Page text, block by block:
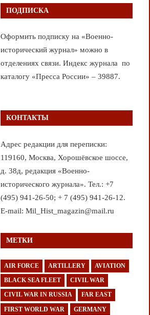
ПОДПИСКА
Оформить подписку на «Военно-
исторический журнал» можно в
отделениях связи. Индекс журнала по
каталогу «Пресса России» – 39887.
КОНТАКТЫ
Адрес редакции для переписки:
119160, Москва, Хорошёвское шоссе,
д. 38д, редакция «Военно-
исторического журнала». Тел.: +7
(495) 941-26-50; + 7 (495) 941-26-12.
E-mail: Mil_Hist_magazin@mail.ru
МЕТКИ
AIR FORCE ARTILLERY AVIATION
BLACK SEA FLEET CIVIL WAR
CIVIL WAR IN RUSSIA FAR EAST
FIRST WORLD WAR GERMANY